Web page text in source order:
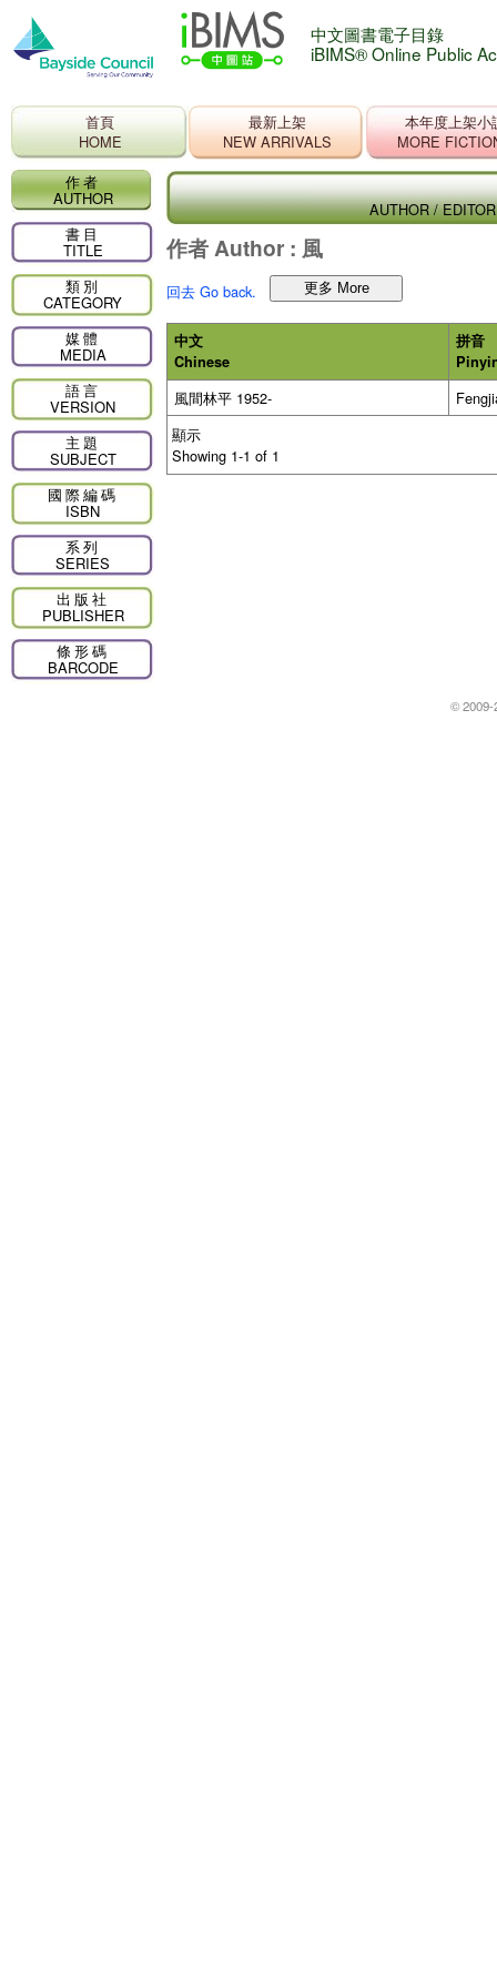
中文圖書電子目錄
iBIMS® Online Public
首頁
HOME
最新上架
NEW ARRIVALS
本年度上架小
MORE
AUTHOR /
作者 Author : 風
回去 Go back.
中文
Chinese
拼音
風間林平 1952-
顯示
Showing 1-1 of 1
作者
AUTHOR
書目
TITLE
類別
CATEGORY
媒體
MEDIA
語言
VERSION
主題
SUBJECT
國際編碼
ISBN
系列
SERIES
出版社
PUBLISHER
條形碼
BARCODE
© 2009-